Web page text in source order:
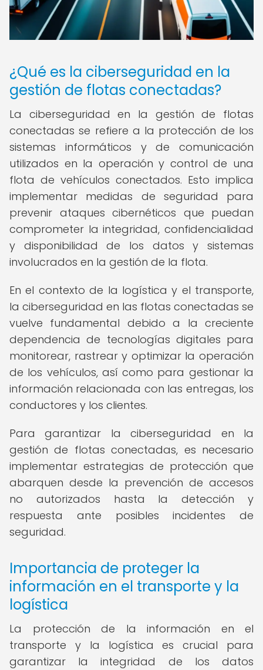
¿Qué es la ciberseguridad en la
gestión de flotas conectadas?
La ciberseguridad en la gestión de flotas
conectadas se refiere a la protección de los
sistemas informáticos y de comunicación
utilizados en la operación y control de una
flota de vehículos conectados. Esto implica
implementar medidas de seguridad para
prevenir ataques cibernéticos que puedan
comprometer la integridad, confidencialidad
y disponibilidad de los datos y sistemas
involucrados en la gestión de la flota.
En el contexto de la logística y el transporte,
la ciberseguridad en las flotas conectadas se
vuelve fundamental debido a la creciente
dependencia de tecnologías digitales para
monitorear, rastrear y optimizar la operación
de los vehículos, así como para gestionar la
información relacionada con las entregas, los
conductores y los clientes.
Para garantizar la ciberseguridad en la
gestión de flotas conectadas, es necesario
implementar estrategias de protección que
abarquen desde la prevención de accesos
no autorizados hasta la detección y
respuesta ante posibles incidentes de
seguridad.
Importancia de proteger la
información en el transporte y la
logística
La protección de la información en el
transporte y la logística es crucial para
garantizar la integridad de los datos